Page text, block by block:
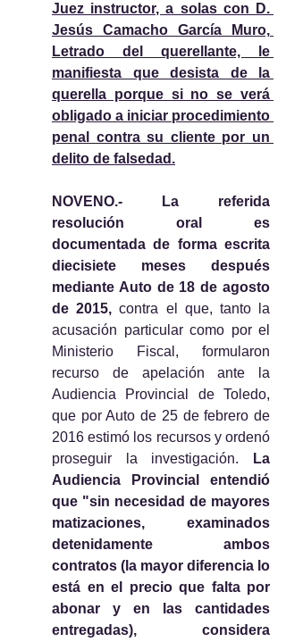
Juez instructor, a solas con D.
Jesús Camacho García Muro,
Letrado del querellante, le
manifiesta que desista de la
querella porque si no se verá
obligado a iniciar procedimiento
penal contra su cliente por un
delito de falsedad.
NOVENO.- La referida
resolución oral es
documentada de forma escrita
diecisiete meses después
mediante Auto de 18 de agosto
de 2015, contra el que, tanto la
acusación particular como por el
Ministerio Fiscal, formularon
recurso de apelación ante la
Audiencia Provincial de Toledo,
que por Auto de 25 de febrero de
2016 estimó los recursos y ordenó
proseguir la investigación.
La
Audiencia Provincial entendió
que "sin necesidad de mayores
matizaciones, examinados
detenidamente ambos
contratos (la mayor diferencia lo
está en el precio que falta por
abonar y en las cantidades
entregadas), considera